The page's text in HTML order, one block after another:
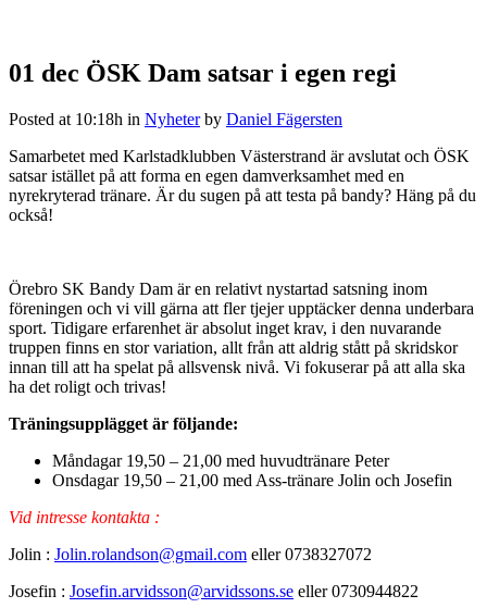
01 dec ÖSK Dam satsar i egen regi
Posted at 10:18h in Nyheter by Daniel Fägersten
Samarbetet med Karlstadklubben Västerstrand är avslutat och ÖSK
satsar istället på att forma en egen damverksamhet med en
nyrekryterad tränare. Är du sugen på att testa på bandy? Häng på du
också!
Örebro SK Bandy Dam är en relativt nystartad satsning inom
föreningen och vi vill gärna att fler tjejer upptäcker denna underbara
sport. Tidigare erfarenhet är absolut inget krav, i den nuvarande
truppen finns en stor variation, allt från att aldrig stått på skridskor
innan till att ha spelat på allsvensk nivå. Vi fokuserar på att alla ska
ha det roligt och trivas!
Träningsupplägget är följande:
Måndagar 19,50 – 21,00 med huvudtränare Peter
Onsdagar 19,50 – 21,00 med Ass-tränare Jolin och Josefin
Vid intresse kontakta :
Jolin : Jolin.rolandson@gmail.com eller 0738327072
Josefin : Josefin.arvidsson@arvidssons.se eller 0730944822